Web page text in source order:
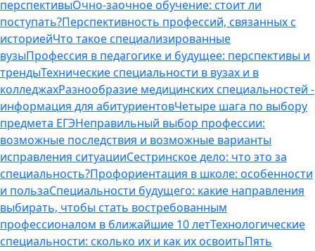
перспективыОчно-заочное обучение: стоит ли
поступать?Перспективность профессий, связанных с
историейЧто такое специализированные
вузыПрофессия в педагогике и будущее: перспективы и
трендыТехнические специальности в вузах и в
колледжахРазнообразие медицинских специальностей -
информация для абитуриентовЧетыре шага по выбору
предмета ЕГЭНеправильный выбор профессии:
возможные последствия и возможные варианты
исправления ситуацииСестринское дело: что это за
специальность?Профориентация в школе: особенности
и пользаСпециальности будущего: какие направления
выбирать, чтобы стать востребованным
профессионалом в ближайшие 10 летТехнологические
специальности: сколько их и как их освоитьПять